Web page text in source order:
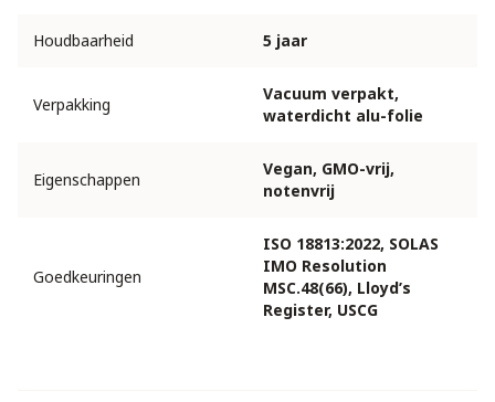
Houdbaarheid 5 jaar
Verpakking
Vacuum verpakt,
waterdicht alu-folie
Eigenschappen
Vegan, GMO-vrij,
notenvrij
Goedkeuringen
ISO 18813:2022, SOLAS
IMO Resolution
MSC.48(66), Lloyd’s
Register, USCG